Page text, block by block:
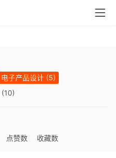
电子产品设计 (5)
(10)
点赞数 收藏数